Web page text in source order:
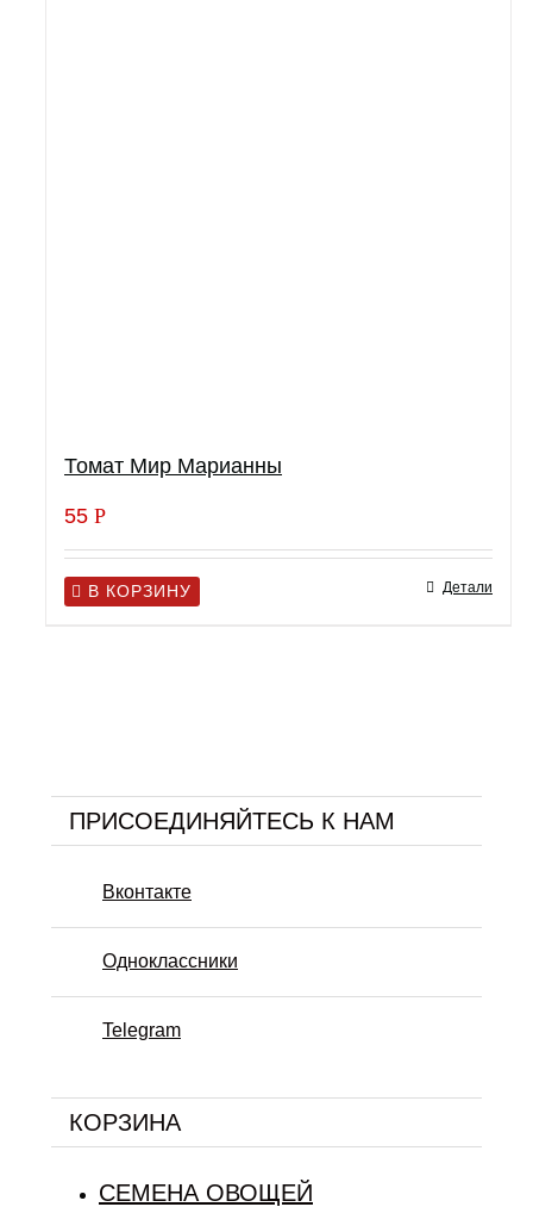
Томат Мир Марианны
55 Р
В КОРЗИНУ Детали
ПРИСОЕДИНЯЙТЕСЬ К НАМ
Вконтакте
Одноклассники
Telegram
КОРЗИНА
СЕМЕНА ОВОЩЕЙ